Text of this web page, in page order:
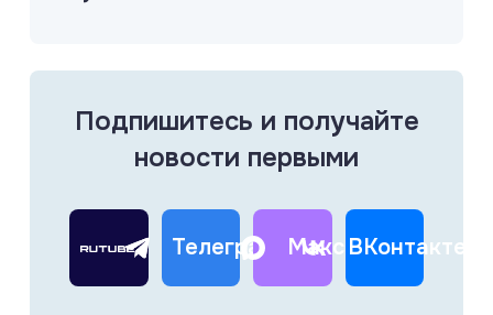
Подпишитесь и получайте
новости первыми
Телеграм Макс ВКонтакте